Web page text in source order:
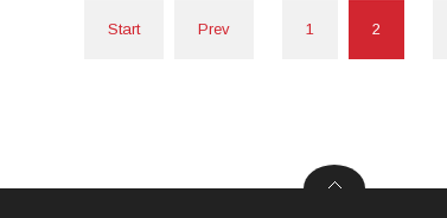
Start Prev 1 2